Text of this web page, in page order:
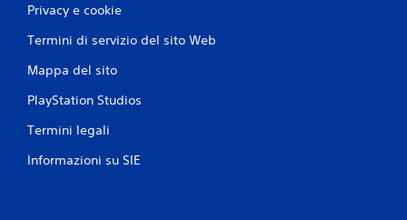
Privacy e cookie
Termini di servizio del sito Web
Mappa del sito
PlayStation Studios
Termini legali
Informazioni su SIE